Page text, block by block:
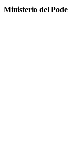
Ministerio del